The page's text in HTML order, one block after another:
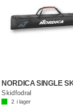
Skidfodral
2 i lager